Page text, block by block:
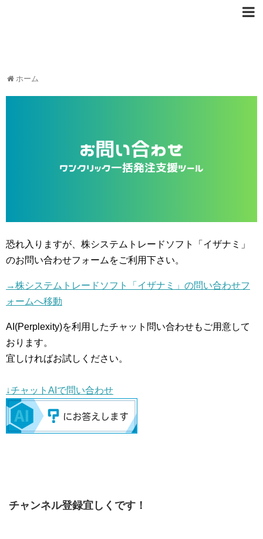
ホーム
恐れ入りますが、株システムトレードソフト「イザナミ」
のお問い合わせフォームをご利用下さい。
→株システムトレードソフト「イザナミ」の問い合わせフ
ォームへ移動
AI(Perplexity)を利用したチャット問い合わせもご用意して
おります。
宜しければお試しください。
↓チャットAIで問い合わせ
チャンネル登録宜しくです！